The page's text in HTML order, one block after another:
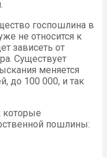
госпошлина в
не относится к
зависеть от
Существует
меняется
до 100 000, и так
которые
пошлины: